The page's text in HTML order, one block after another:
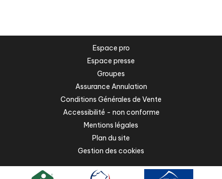
Espace pro
Espace presse
Groupes
Assurance Annulation
Conditions Générales de Vente
Accessibilité - non conforme
Mentions légales
Plan du site
Gestion des cookies